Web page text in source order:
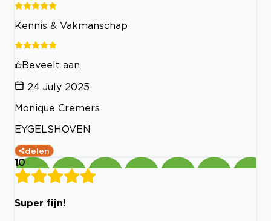
Kennis & Vakmanschap
Beveelt aan
24 July 2025
Monique Cremers
EYGELSHOVEN
delen
10
Super fijn!